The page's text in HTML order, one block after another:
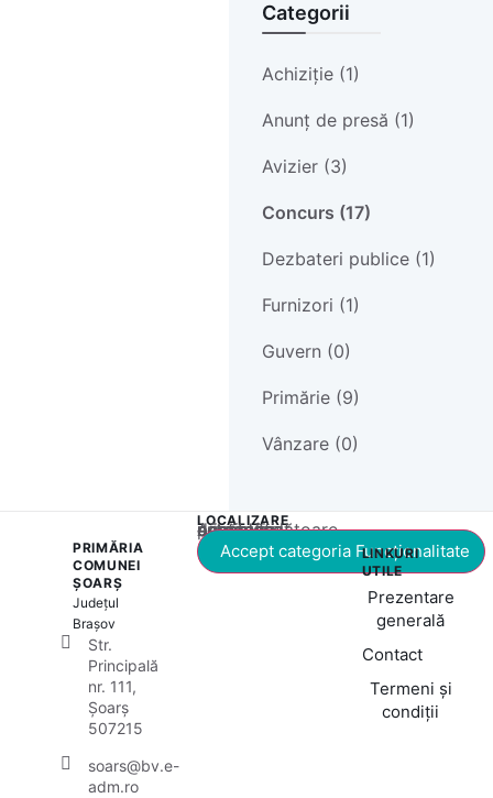
Categorii
Achiziție (1)
Anunț de presă (1)
Avizier (3)
Concurs (17)
Dezbateri publice (1)
Furnizori (1)
Guvern (0)
Primărie (9)
Vânzare (0)
PRIMĂRIA
COMUNEI
ȘOARȘ
Județul
Brașov
Str.
Principală
nr. 111,
Șoarș
507215
soars@bv.e-
adm.ro
LOCALIZARE
Acest conținut este blocat până când acceptați categoria corespunzătoare de cookie-uri.
Accept categoria Funcționalitate
LINKURI
UTILE
Prezentare
generală
Contact
Termeni și
condiții